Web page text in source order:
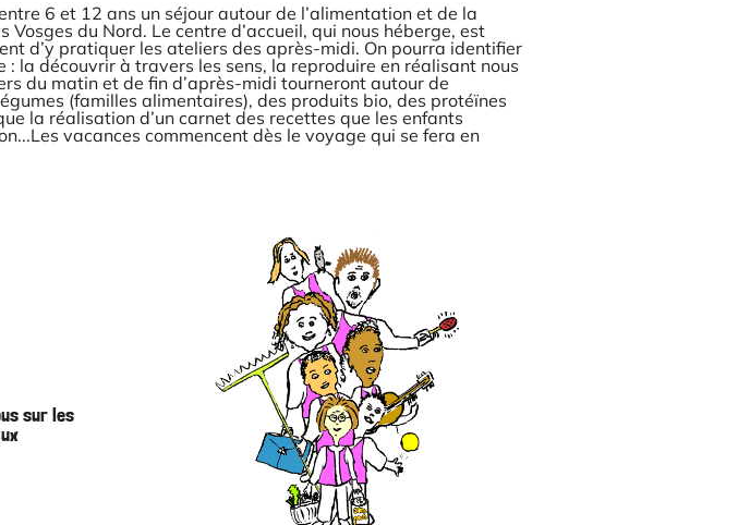
6 et 12 ans un séjour autour de l’alimentation et de la
du Nord. Le centre d’accueil, qui nous héberge, est
d’y pratiquer les ateliers des après-midi. On pourra identifier
la découvrir à travers les sens, la reproduire en réalisant nous
du matin et de fin d’après-midi tourneront autour de
(familles alimentaires), des produits bio, des protéïnes
la réalisation d’un carnet des recettes que les enfants
vacances commencent dès le voyage qui se fera en
sur les